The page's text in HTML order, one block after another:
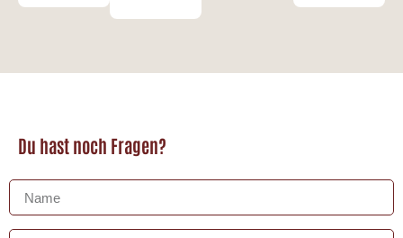
Du hast noch Fragen?